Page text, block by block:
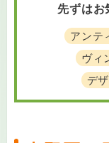
先ずはお
アンテ
ヴィ
デ